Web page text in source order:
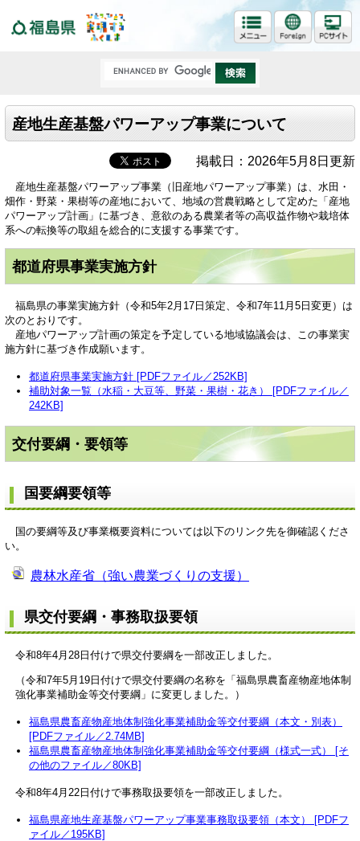
産地生産基盤パワーアップ事業について
掲載日：2026年5月8日更新
産地生産基盤パワーアップ事業（旧産地パワーアップ事業）は、水田・
畑作・野菜・果樹等の産地において、地域の営農戦略として定めた「産地
パワーアップ計画」に基づき、意欲のある農業者等の高収益作物や栽培体
系への転換等の取組を総合的に支援する事業です。
都道府県事業実施方針
福島県の事業実施方針（令和5年2月17日策定、令和7年11月5日変更）は
次のとおりです。
産地パワーアップ計画の策定を予定している地域協議会は、この事業実
施方針に基づき作成願います。
都道府県事業実施方針 [PDFファイル／252KB]
補助対象一覧（水稲・大豆等、野菜・果樹・花き） [PDFファイル／
242KB]
交付要綱・要領等
国要綱要領等
国の要綱等及び事業概要資料については以下のリンク先を御確認くださ
い。
農林水産省（強い農業づくりの支援）
県交付要綱・事務取扱要領
令和8年4月28日付けで県交付要綱を一部改正しました。
（令和7年5月19日付けで県交付要綱の名称を「福島県農畜産物産地体制
強化事業補助金等交付要綱」に変更しました。）
福島県農畜産物産地体制強化事業補助金等交付要綱（本文・別表）
[PDFファイル／2.74MB]
福島県農畜産物産地体制強化事業補助金等交付要綱（様式一式） [そ
の他のファイル／80KB]
令和8年4月22日付けで事務取扱要領を一部改正しました。
福島県産地生産基盤パワーアップ事業事務取扱要領（本文） [PDFフ
ァイル／195KB]